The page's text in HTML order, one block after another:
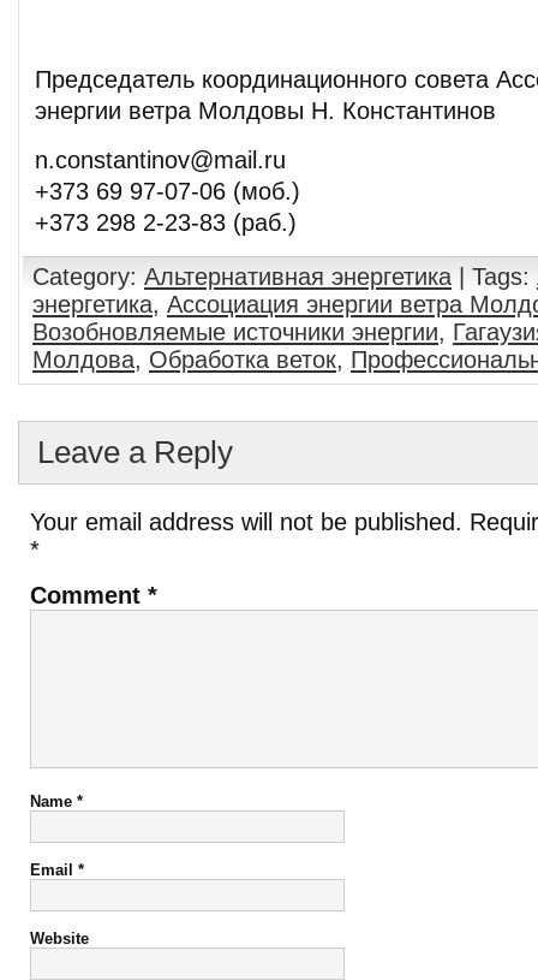
Председатель координационного совета
энергии ветра Молдовы Н. Константинов
n.constantinov@mail.ru
+373 69 97-07-06 (моб.)
+373 298 2-23-83 (раб.)
Category: Альтернативная энергетика | Tags:
энергетика, Ассоциация энергии ветра
Возобновляемые источники энергии,
Молдова, Обработка веток,
Leave a Reply
Your email address will not be published.
*
Comment *
Name *
Email *
Website